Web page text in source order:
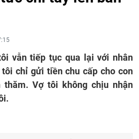
vẫn tiếp tục qua lại với nhân
chỉ gửi tiền chu cấp cho con
Vợ tôi không chịu nhận